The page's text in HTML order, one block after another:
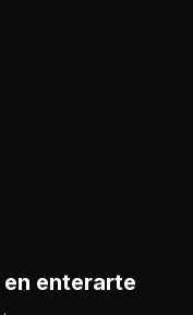
enterarte